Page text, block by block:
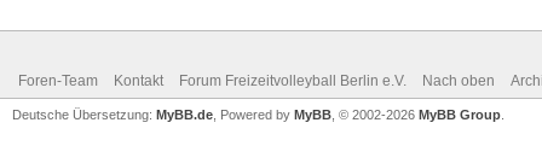
Foren-Team Kontakt Forum Freizeitvolleyball Berlin e.V. Nach oben
Deutsche Übersetzung: MyBB.de , Powered by MyBB , © 2002-2026 MyBB Group